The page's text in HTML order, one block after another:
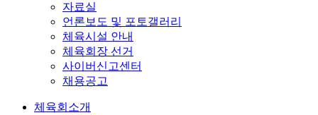
자료실
언론보도 및 포토갤러리
체육시설 안내
체육회장 선거
사이버신고센터
채용공고
체육회소개